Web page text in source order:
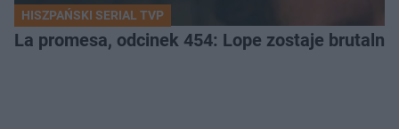
HISZPAŃSKI SERIAL TVP
La promesa, odcinek 454: Lope zostaje